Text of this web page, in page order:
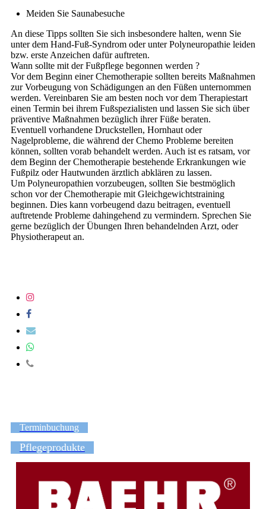
Meiden Sie Saunabesuche
An diese Tipps sollten Sie sich insbesondere halten, wenn Sie
unter dem Hand-Fuß-Syndrom oder unter Polyneuropathie leiden
bzw. erste Anzeichen dafür auftreten.
Wann sollte mit der Fußpflege begonnen werden ?
Vor dem Beginn einer Chemotherapie sollten bereits Maßnahmen
zur Vorbeugung von Schädigungen an den Füßen unternommen
werden. Vereinbaren Sie am besten noch vor dem Therapiestart
einen Termin bei ihrem Fußspezialisten und lassen Sie sich über
präventive Maßnahmen bezüglich ihrer Füße beraten.
Eventuell vorhandene Druckstellen, Hornhaut oder
Nagelprobleme, die während der Chemo Probleme bereiten
können, sollten vorab behandelt werden. Auch ist es ratsam, vor
dem Beginn der Chemotherapie bestehende Erkrankungen wie
Fußpilz oder Hautwunden ärztlich abklären zu lassen.
Um Polyneuropathien vorzubeugen, sollten Sie bestmöglich
schon vor der Chemotherapie mit Gleichgewichtstraining
beginnen. Dies kann vorbeugend dazu beitragen, eventuell
auftretende Probleme dahingehend zu vermindern. Sprechen Sie
gerne bezüglich der Übungen Ihren behandelnden Arzt, oder
Physiotherapeut an.
Terminbuchung
Pflegeprodukte